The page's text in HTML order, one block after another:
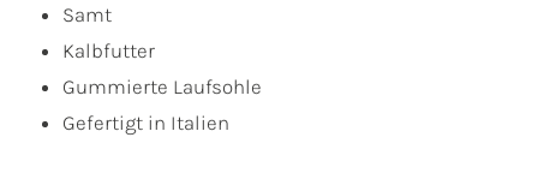
Samt
Kalbfutter
Gummierte Laufsohle
Gefertigt in Italien